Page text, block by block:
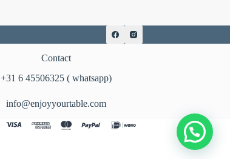
Contact
‪+31 6 45506325‬ ( whatsapp)
info@enjoyyourtable.com